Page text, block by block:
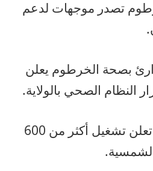
تصدر موجهات لدعم
بصحة الخرطوم يعلن
النظام الصحي بالولاية.
• هيئة مياه الخرطوم تعلن تشغيل أكثر من 600